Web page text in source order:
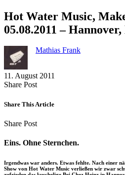
Hot Water Music,
05.08.2011 –
Mathias Frank
11. August 2011
Share PostShare
Facebook
Copy
to
Send
via
Share This Article
Share PostShare
Facebook
Copy
to
Send
via
Eins. Ohne Sternchen.
Irgendwas war anders. Etwas fehlte. Nach einer
Show von Hot Water Music verließen wir zwar